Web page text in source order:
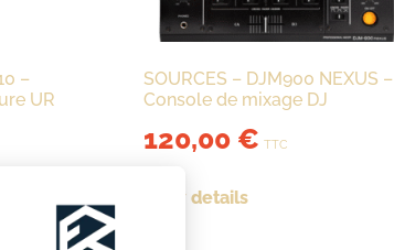
–
UR
SOURCES – DJM900 NEXUS –
Console de mixage DJ
120,00 € TTC
View details